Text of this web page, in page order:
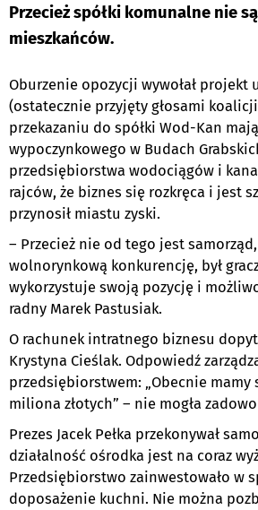
Przecież spółki komunalne nie
mieszkańców.
Oburzenie opozycji wywołał projekt
(ostatecznie przyjęty głosami
przekazaniu do spółki Wod-Kan
wypoczynkowego w Budach
przedsiębiorstwa wodociągów i
rajców, że biznes się rozkręca i jest
przynosił miastu zyski.
– Przecież nie od tego jest
wolnorynkową konkurencję, był
wykorzystuje swoją pozycję i
radny Marek Pastusiak.
O rachunek intratnego biznesu
Krystyna Cieślak. Odpowiedź
przedsiębiorstwem: „Obecnie
miliona złotych” – nie mogła
Prezes Jacek Pełka przekonywał
działalność ośrodka jest na coraz
Przedsiębiorstwo zainwestowało w
doposażenie kuchni. Nie można